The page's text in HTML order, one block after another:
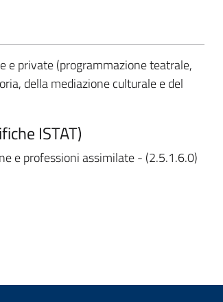
e private (programmazione teatrale,
della mediazione culturale e del
ISTAT)
e professioni assimilate - (2.5.1.6.0)